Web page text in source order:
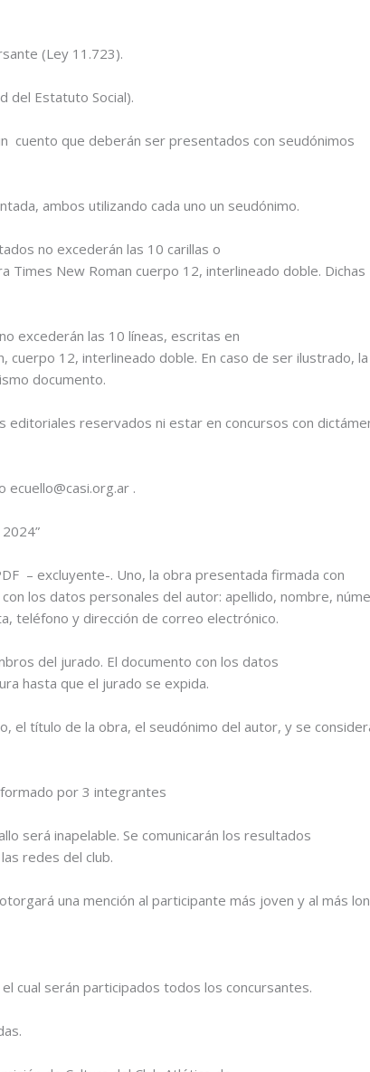
(Ley 11.723).
del Estatuto Social).
cuento que deberán ser presentados con seudónimos
ambos utilizando cada uno un seudónimo.
no excederán las 10 carillas o
Times New Roman cuerpo 12, interlineado doble. Dichas
excederán las 10 líneas, escritas en
cuerpo 12, interlineado doble. En caso de ser ilustrado, la
documento.
reservados ni estar en concursos con
ecuello@casi.org.ar .
– excluyente-. Uno, la obra presentada firmada con
los datos personales del autor: apellido, nombre,
teléfono y dirección de correo electrónico.
del jurado. El documento con los datos
hasta que el jurado se expida.
el título de la obra, el seudónimo del autor, y se
por 3 integrantes
será inapelable. Se comunicarán los resultados
redes del club.
una mención al participante más joven y al más
cual serán participados todos los concursantes.